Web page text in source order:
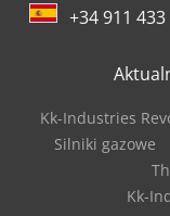
+34 911
Kk-Industries
Silniki gazowe
Kk-